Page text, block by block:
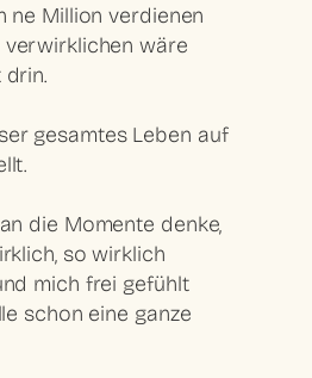
ne Million verdienen
verwirklichen wäre
gesamtes Leben auf
die Momente denke,
so wirklich
mich frei gefühlt
schon eine ganze